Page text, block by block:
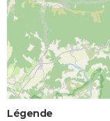
Légende